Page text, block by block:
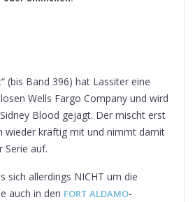
(bis Band 396) hat Lassiter eine
Wells Fargo Company und wird
Blood gejagt. Der mischt erst
wieder kräftig mit und nimmt damit
Serie auf.
sich allerdings NICHT um die
auch in den FORT ALDAMO-